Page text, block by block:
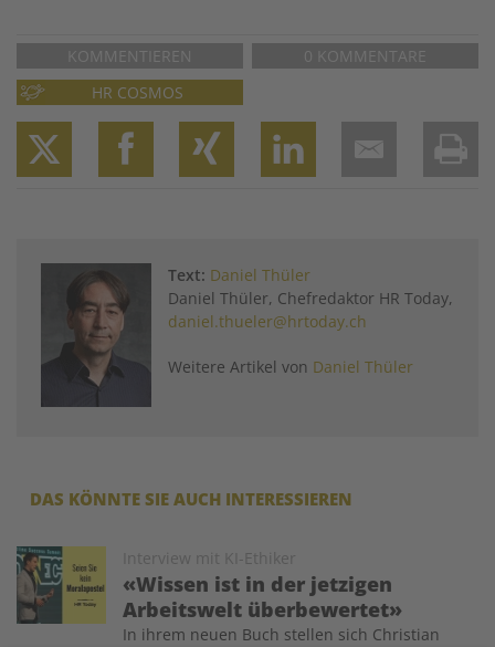
KOMMENTIEREN
0 KOMMENTARE
HR COSMOS
Text: Daniel Thüler
Daniel Thüler, Chefredaktor HR Today,
daniel.thueler@hrtoday.ch
Weitere Artikel von Daniel Thüler
DAS KÖNNTE SIE AUCH INTERESSIEREN
Interview mit KI-Ethiker
«Wissen ist in der jetzigen
Arbeitswelt überbewertet»
Image
In ihrem neuen Buch stellen sich Christian